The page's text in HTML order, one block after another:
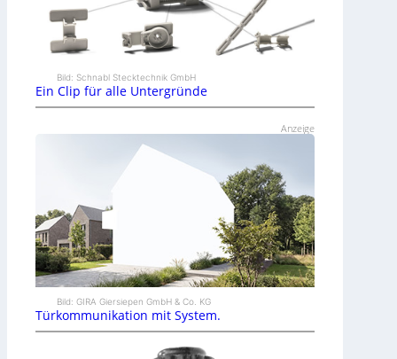
Bild: Schnabl Stecktechnik GmbH
Ein Clip für alle Untergründe
Anzeige
Bild: GIRA Giersiepen GmbH & Co. KG
Türkommunikation mit System.